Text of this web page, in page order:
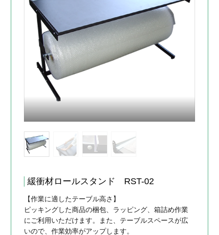
緩衝材ロールスタンド RST-02
【作業に適したテーブル高さ】
ピッキングした商品の梱包、ラッピング、箱詰め作業
にご利用いただけます。また、テーブルスペースが広
いので、作業効率がアップします。